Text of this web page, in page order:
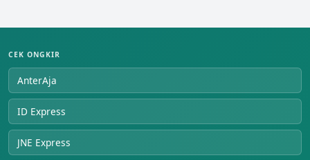
CEK ONGKIR
AnterAja
ID Express
JNE Express